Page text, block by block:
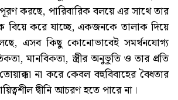
পূরণ করছে, পারিবারিক বলয়ে এর সাথে তার
করে যাচ্ছে, একজনকে তালাক দিয়ে
এসব কিছু কোনোভাবেই সমর্থনযোগ্য
মানবিকতা, স্ত্রীর অনুভূতি ও তার প্রতি
না করে কেবল বহুবিবাহের বৈধতার
দ্বীনি আচরণ হতে পারে না।